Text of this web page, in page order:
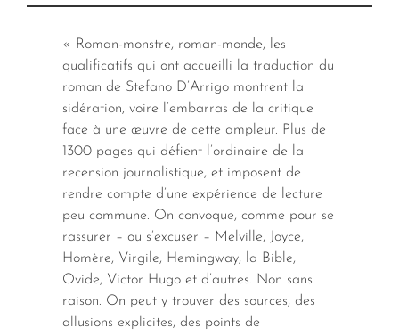
« Roman-monstre, roman-monde, les
qualificatifs qui ont accueilli la traduction du
roman de Stefano D’Arrigo montrent la
sidération, voire l’embarras de la critique
face à une œuvre de cette ampleur. Plus de
1300 pages qui défient l’ordinaire de la
recension journalistique, et imposent de
rendre compte d’une expérience de lecture
peu commune. On convoque, comme pour se
rassurer – ou s’excuser – Melville, Joyce,
Homère, Virgile, Hemingway, la Bible,
Ovide, Victor Hugo et d’autres. Non sans
raison. On peut y trouver des sources, des
allusions explicites, des points de